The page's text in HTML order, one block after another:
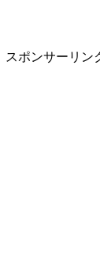
スポンサーリン